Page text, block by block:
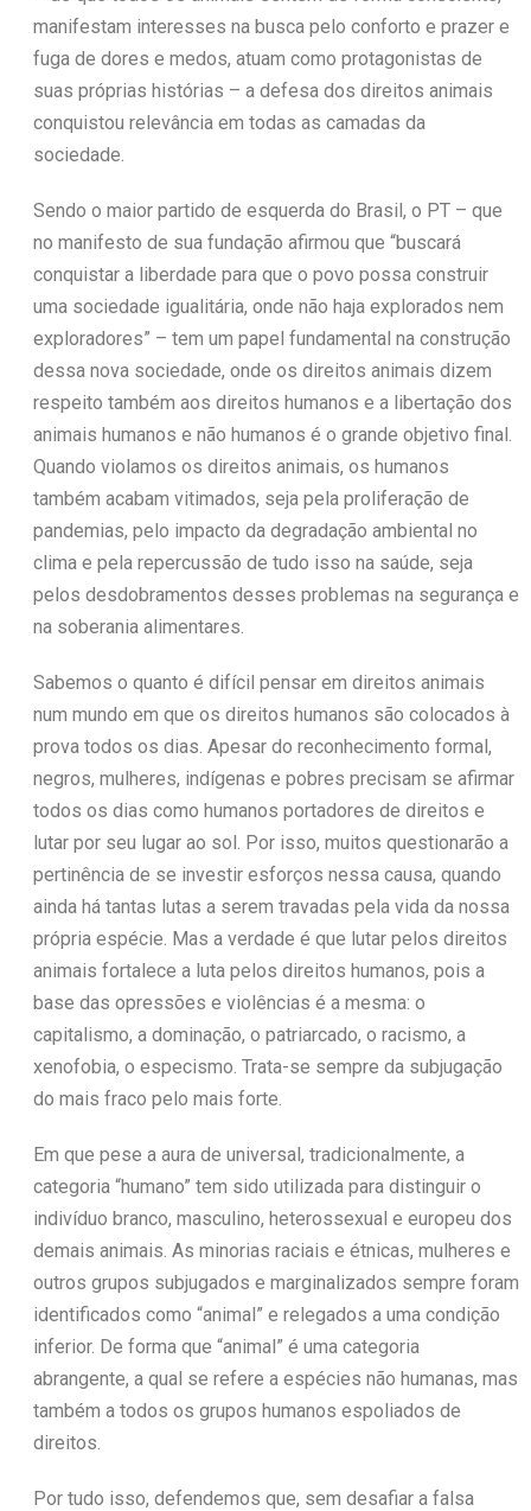
manifestam interesses na busca pelo conforto e prazer e
fuga de dores e medos, atuam como protagonistas de
suas próprias histórias – a defesa dos direitos animais
conquistou relevância em todas as camadas da
sociedade.
Sendo o maior partido de esquerda do Brasil, o PT – que
no manifesto de sua fundação afirmou que “buscará
conquistar a liberdade para que o povo possa construir
uma sociedade igualitária, onde não haja explorados nem
exploradores” – tem um papel fundamental na construção
dessa nova sociedade, onde os direitos animais dizem
respeito também aos direitos humanos e a libertação dos
animais humanos e não humanos é o grande objetivo final.
Quando violamos os direitos animais, os humanos
também acabam vitimados, seja pela proliferação de
pandemias, pelo impacto da degradação ambiental no
clima e pela repercussão de tudo isso na saúde, seja
pelos desdobramentos desses problemas na segurança e
na soberania alimentares.
Sabemos o quanto é difícil pensar em direitos animais
num mundo em que os direitos humanos são colocados à
prova todos os dias. Apesar do reconhecimento formal,
negros, mulheres, indígenas e pobres precisam se afirmar
todos os dias como humanos portadores de direitos e
lutar por seu lugar ao sol. Por isso, muitos questionarão a
pertinência de se investir esforços nessa causa, quando
ainda há tantas lutas a serem travadas pela vida da nossa
própria espécie. Mas a verdade é que lutar pelos direitos
animais fortalece a luta pelos direitos humanos, pois a
base das opressões e violências é a mesma: o
capitalismo, a dominação, o patriarcado, o racismo, a
xenofobia, o especismo. Trata-se sempre da subjugação
do mais fraco pelo mais forte.
Em que pese a aura de universal, tradicionalmente, a
categoria “humano” tem sido utilizada para distinguir o
indivíduo branco, masculino, heterossexual e europeu dos
demais animais. As minorias raciais e étnicas, mulheres e
outros grupos subjugados e marginalizados sempre foram
identificados como “animal” e relegados a uma condição
inferior. De forma que “animal” é uma categoria
abrangente, a qual se refere a espécies não humanas, mas
também a todos os grupos humanos espoliados de
direitos.
Por tudo isso, defendemos que, sem desafiar a falsa